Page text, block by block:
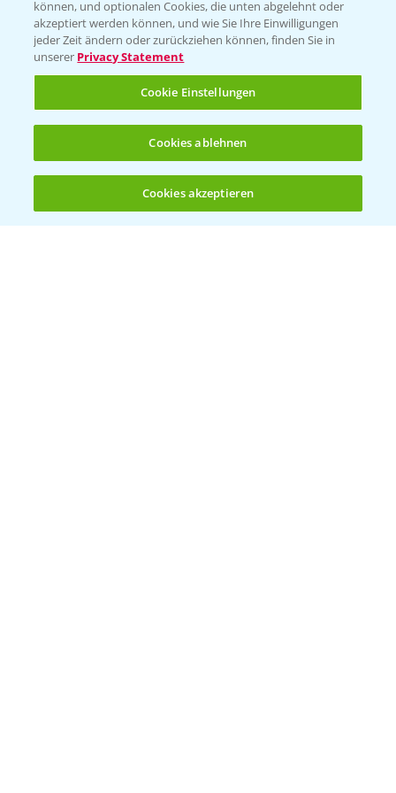
(noch 4)
Wetter Aktuell
BROSCHÜREN
Saatgut
Sonderkulturen
Verantwortung & Sorgfalt
können, und optionalen Cookies, die unten abgelehnt oder
akzeptiert werden können, und wie Sie Ihre Einwilligungen
jeder Zeit ändern oder zurückziehen können, finden Sie in
unserer Privacy Statement
Cookie Einstellungen
Cookies ablehnen
Cookies akzeptieren